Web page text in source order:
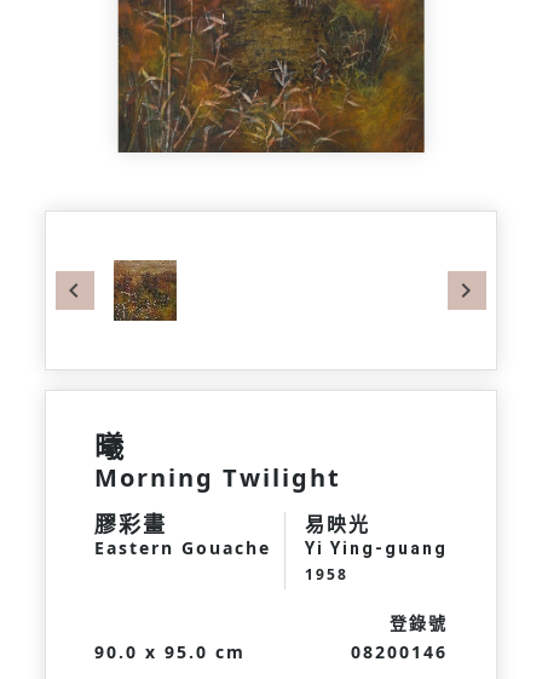
Previous
曦
Morning Twilight
膠彩畫
Eastern Gouache
易映光
Yi Ying-guang
1958
90.0 x 95.0 cm
登錄號
08200146